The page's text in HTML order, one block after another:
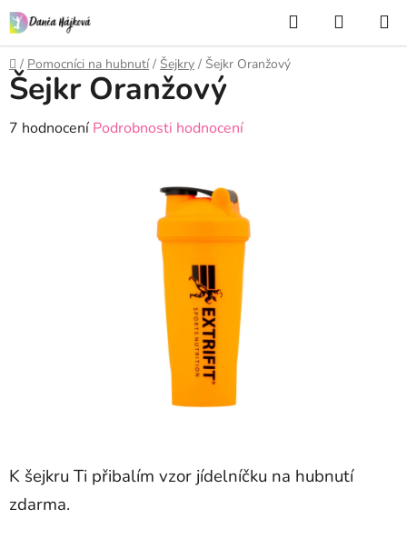
Přejít
na
obsah
Hledat
KOŠÍK
Domů
/ Pomocníci na hubnutí / Šejkry / Šejkr Oranžový
K šejkru Ti přibalím vzor jídelníčku na hubnutí
zdarma.
Šejkr Oranžový
Průměrné
7 hodnocení Podrobnosti hodnocení